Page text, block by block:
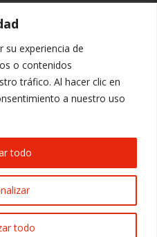
su experiencia de
o contenidos
tráfico. Al hacer clic en
a nuestro uso
todo
todo
por Bit Informática